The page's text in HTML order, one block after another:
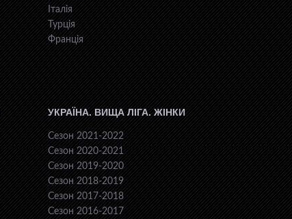
Італія
Турція
Франція
УКРАЇНА. ВИЩА ЛІГА. ЖІНКИ
Сезон 2021-2022
Сезон 2020-2021
Сезон 2019-2020
Сезон 2018-2019
Сезон 2017-2018
Сезон 2016-2017